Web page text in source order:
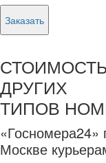
Заказать
ДРУГИХ
ТИПОВ
«Госномера24»
Москве